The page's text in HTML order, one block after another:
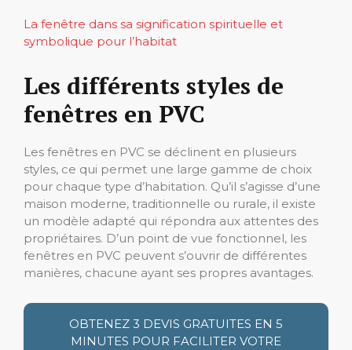
La fenêtre dans sa signification spirituelle et
symbolique pour l’habitat
Les différents styles de
fenêtres en PVC
Les fenêtres en PVC se déclinent en plusieurs
styles, ce qui permet une large gamme de choix
pour chaque type d’habitation. Qu’il s’agisse d’une
maison moderne, traditionnelle ou rurale, il existe
un modèle adapté qui répondra aux attentes des
propriétaires. D’un point de vue fonctionnel, les
fenêtres en PVC peuvent s’ouvrir de différentes
manières, chacune ayant ses propres avantages.
OBTENEZ 3 DEVIS GRATUITES EN 5
MINUTES POUR FACILITER VOTRE